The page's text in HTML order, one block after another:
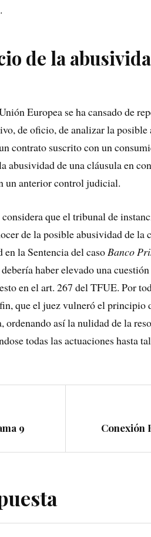
de la
Europea se ha cansado de
de oficio, de analizar la
contrato suscrito con un
abusividad de una cláusula en
un anterior control judicial.
que el tribunal de
de la posible abusividad de la
en la Sentencia del casoBanco
haber elevado una
en el art. 267 del TFUE. Por
que el juez vulneró el principio
ordenando así la nulidad de la
todas las actuaciones hasta
9 Conexión